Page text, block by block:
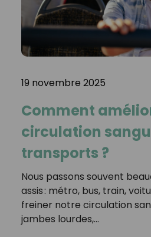
19 novembre 2025
Comment
circulation
transports ?
Nous passons souvent
assis : métro, bus, train,
freiner notre circulation
jambes lourdes,…